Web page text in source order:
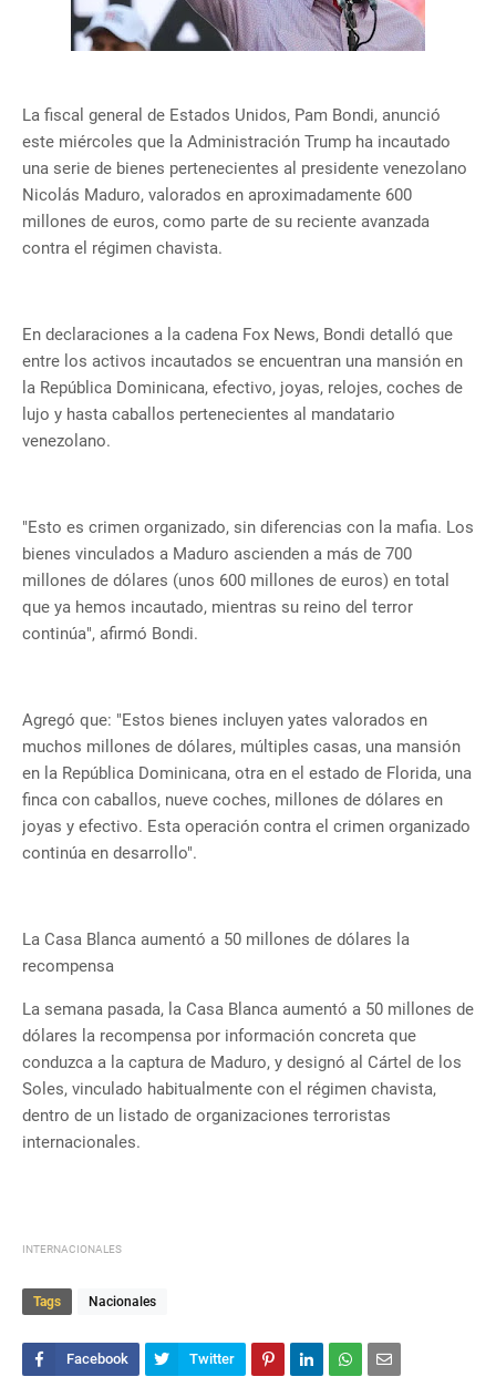
La fiscal general de Estados Unidos, Pam Bondi, anunció
este miércoles que la Administración Trump ha incautado
una serie de bienes pertenecientes al presidente venezolano
Nicolás Maduro, valorados en aproximadamente 600
millones de euros, como parte de su reciente avanzada
contra el régimen chavista.
En declaraciones a la cadena Fox News, Bondi detalló que
entre los activos incautados se encuentran una mansión en
la República Dominicana, efectivo, joyas, relojes, coches de
lujo y hasta caballos pertenecientes al mandatario
venezolano.
"Esto es crimen organizado, sin diferencias con la mafia. Los
bienes vinculados a Maduro ascienden a más de 700
millones de dólares (unos 600 millones de euros) en total
que ya hemos incautado, mientras su reino del terror
continúa", afirmó Bondi.
Agregó que: "Estos bienes incluyen yates valorados en
muchos millones de dólares, múltiples casas, una mansión
en la República Dominicana, otra en el estado de Florida, una
finca con caballos, nueve coches, millones de dólares en
joyas y efectivo. Esta operación contra el crimen organizado
continúa en desarrollo".
La Casa Blanca aumentó a 50 millones de dólares la
recompensa
La semana pasada, la Casa Blanca aumentó a 50 millones de
dólares la recompensa por información concreta que
conduzca a la captura de Maduro, y designó al Cártel de los
Soles, vinculado habitualmente con el régimen chavista,
dentro de un listado de organizaciones terroristas
internacionales.
INTERNACIONALES
Tags Nacionales